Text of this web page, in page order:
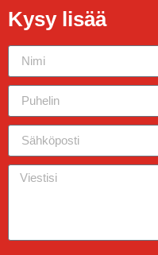
Kysy lisää